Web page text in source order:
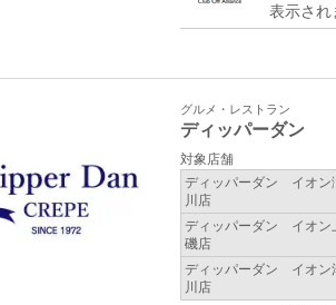
表示され
グルメ・レストラン
ディッパーダン
対象店舗
ディッパーダン イオン
川店
ディッパーダン イオン
磯店
ディッパーダン イオン
川店